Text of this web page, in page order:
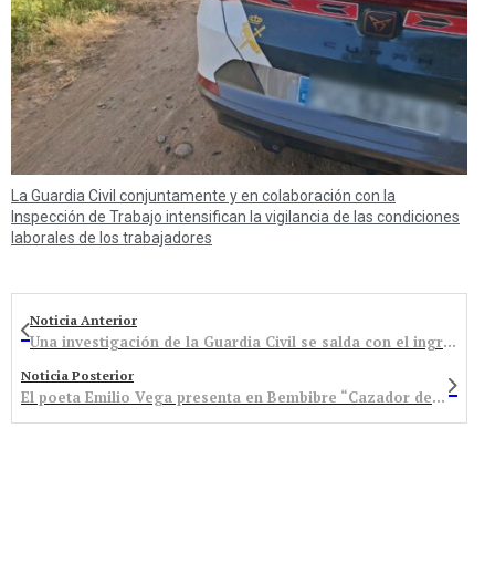
La Guardia Civil conjuntamente y en colaboración con la
Inspección de Trabajo intensifican la vigilancia de las condiciones
laborales de los trabajadores
Noticia Anterior
Una investigación de la Guardia Civil se salda con el ingreso en prisión de una persona por un delito continuado de estafa
Noticia Posterior
El poeta Emilio Vega presenta en Bembibre “Cazador de lunas”